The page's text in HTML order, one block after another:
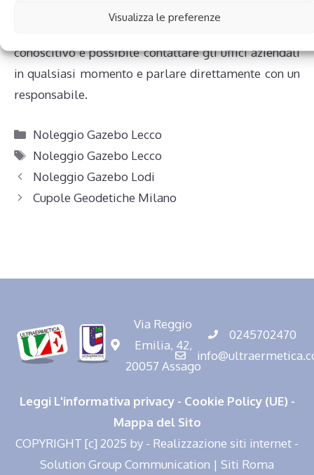
Visualizza le preferenze
conoscitivo è possibile contattare gli uffici aziendali
in qualsiasi momento e parlare direttamente con un
responsabile.
Categorie
Noleggio Gazebo Lecco
Tag
Noleggio Gazebo Lecco
Noleggio Gazebo Lodi
Cupole Geodetiche Milano
Via Reggio
Emilia, 42,
20057 Assago
0245702470
Leggi L'informativa privacy- Cookie Policy (UE) -
Mappa del Sito
COPYRIGHT [c] 2025 by - Realizzazione siti internet -
Solution Group Communication | Siti Roma